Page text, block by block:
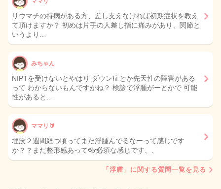
リウマチの持病がある方、差し支えなければ初期症状を教え
て頂けますか？ 初めは片手の人差し指に痛みがあり、関節と
いうより…
みちゃん
NIPTを受けないとやはり ダウン症とか先天性の障害がある
って わからないもんですかね？ 検診で浮腫がーとかで 可能
性があると…
ママリ🔰
埋没２週間経つ頃ってまだ浮腫んでるなーって感じです
か？？まだ整形感あって👓必須な感じです、、
「浮腫」に関する質問一覧を見る